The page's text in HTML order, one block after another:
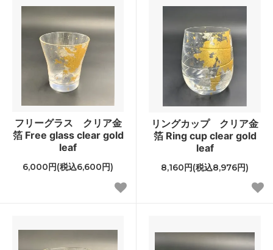
フリーグラス クリア金
箔 Free glass clear gold
leaf
6,000円(税込6,600円)
リングカップ クリア金
箔 Ring cup clear gold
leaf
8,160円(税込8,976円)